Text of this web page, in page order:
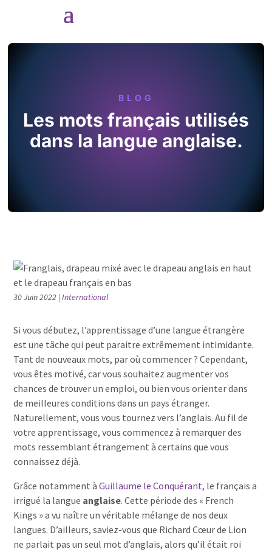
BLOG
Les mots français utilisés
dans la langue anglaise.
30 Juin 2022 |International
Si vous débutez, l’apprentissage d’une langue étrangère
est une tâche qui peut paraitre extrêmement intimidante.
Tant de nouveaux mots, par où commencer ? Cependant,
vous êtes motivé, car vous souhaitez augmenter vos
chances de trouver un emploi, ou bien vous orienter dans
de meilleures conditions dans un pays étranger.
Naturellement, vous vous tournez vers l’anglais. Au fil de
votre apprentissage, vous commencez à remarquer des
mots ressemblant étrangement à certains que vous
connaissez déjà.
Grâce notamment àGuillaume le Conquérant, le français a
irrigué la langue anglaise. Cette période des « French
Kings » a vu naître un véritable mélange de nos deux
langues. D’ailleurs, saviez-vous que Richard Cœur de Lion
ne parlait pas un seul mot d’anglais, alors qu’il était roi